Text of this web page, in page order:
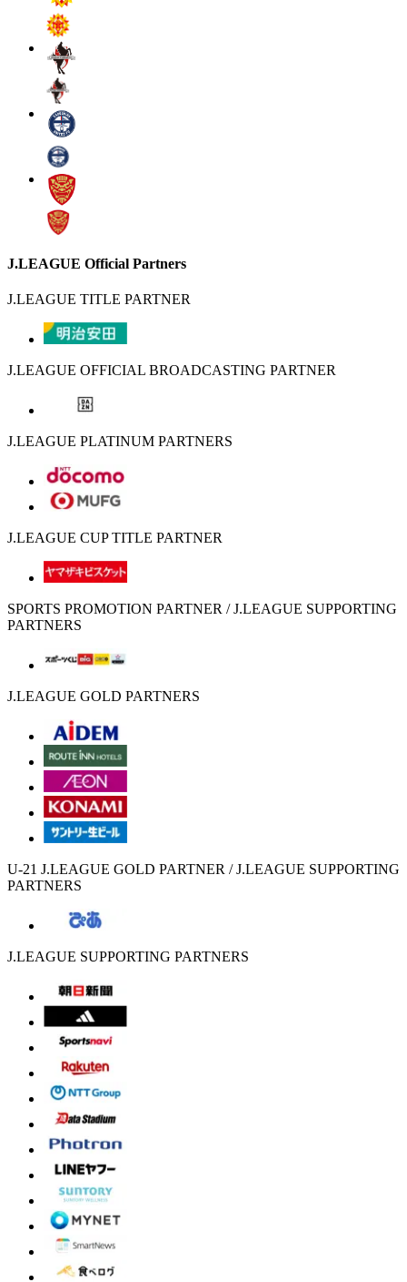
J.LEAGUE Official Partners
J.LEAGUE TITLE PARTNER
J.LEAGUE OFFICIAL BROADCASTING PARTNER
J.LEAGUE PLATINUM PARTNERS
J.LEAGUE CUP TITLE PARTNER
SPORTS PROMOTION PARTNER / J.LEAGUE SUPPORTING
PARTNERS
J.LEAGUE GOLD PARTNERS
U-21 J.LEAGUE GOLD PARTNER / J.LEAGUE SUPPORTING
PARTNERS
J.LEAGUE SUPPORTING PARTNERS